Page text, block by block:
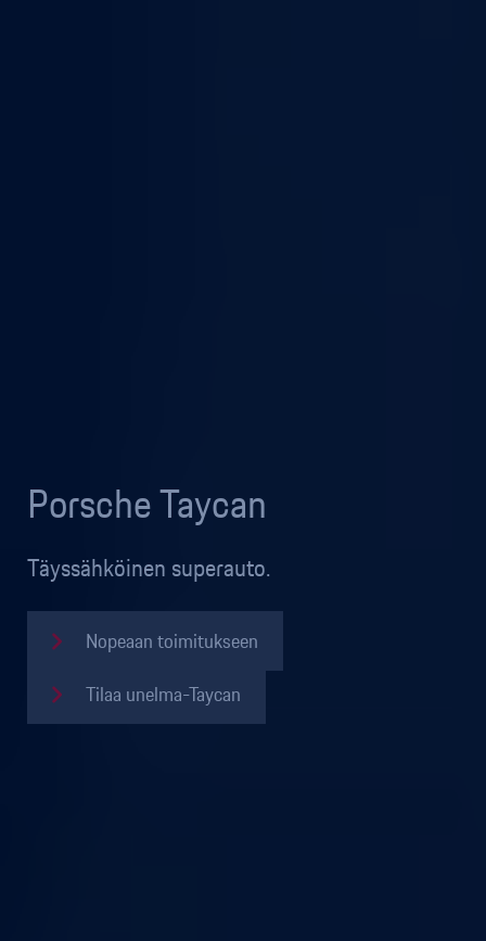
Porsche Taycan
Täyssähköinen superauto.
Nopeaan toimitukseen
Tilaa unelma-Taycan